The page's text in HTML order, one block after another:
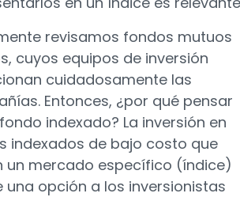
revisamos fondos mutuos
cuyos equipos de inversión
cuidadosamente las
Entonces, ¿por qué pensar
indexado? La inversión en
indexados de bajo costo que
un mercado específico (índice)
una opción a los inversionistas